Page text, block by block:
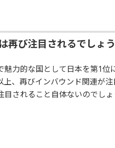
再び注目されるでしょ
魅力的な国として日本を第1位
上、再びインバウンド関連が
目されること自体ないのでしょ